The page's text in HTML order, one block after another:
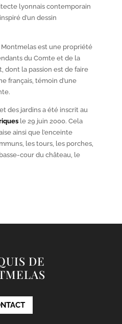
lyonnais contemporain
d’un dessin
Montmelas est une propriété
du Comte et de la
dont la passion est de faire
français, témoin d’une
des jardins a été inscrit au
le 29 juin 2000. Cela
ainsi que l’enceinte
les tours, les porches,
cour du château, le
DE